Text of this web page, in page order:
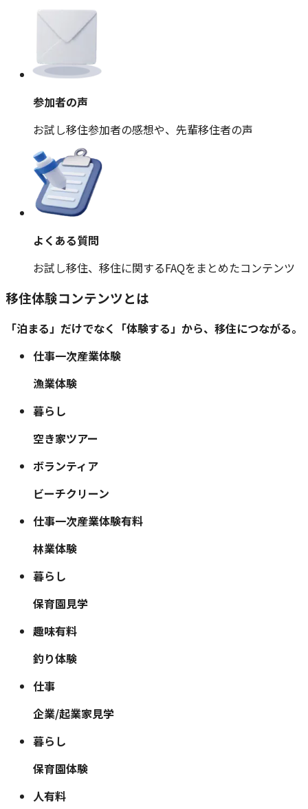
参加者の声
お試し移住参加者の感想や、先輩移住者の声
よくある質問
お試し移住、移住に関するFAQをまとめたコンテンツ
移住体験コンテンツとは
「泊まる」だけでなく「体験する」から、移住につながる。
仕事一次産業体験
漁業体験
暮らし
空き家ツアー
ボランティア
ビーチクリーン
仕事一次産業体験有料
林業体験
暮らし
保育園見学
趣味有料
釣り体験
仕事
企業/起業家見学
暮らし
保育園体験
人有料